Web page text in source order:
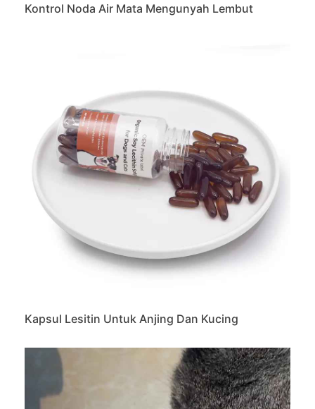
Kontrol Noda Air Mata Mengunyah Lembut
Kapsul Lesitin Untuk Anjing Dan Kucing